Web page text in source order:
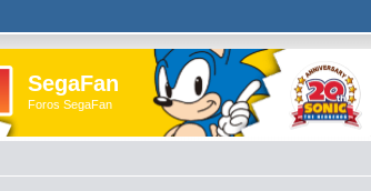
SegaFan
Foros SegaFan